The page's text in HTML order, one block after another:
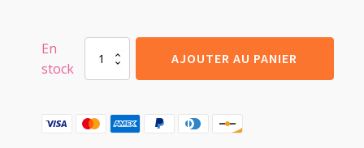
En
stock
quantité
Oreiller
Anallergique
AJOUTER AU PANIER